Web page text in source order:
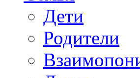
Дети
Родители